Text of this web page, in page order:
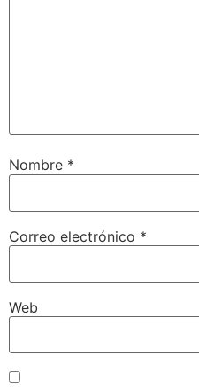
Nombre *
Correo electrónico *
Web